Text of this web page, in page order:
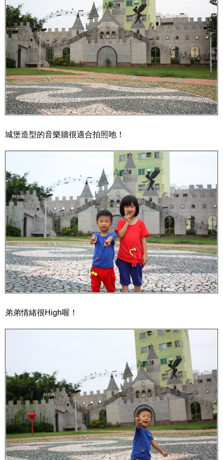
城堡造型的音樂牆很適合拍照吔！
弟弟情緒很High喔！